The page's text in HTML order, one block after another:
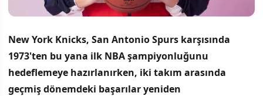
New York Knicks, San Antonio Spurs karşısında
1973'ten bu yana ilk NBA şampiyonluğunu
hedeflemeye hazırlanırken, iki takım arasında
geçmiş dönemdeki başarılar yeniden